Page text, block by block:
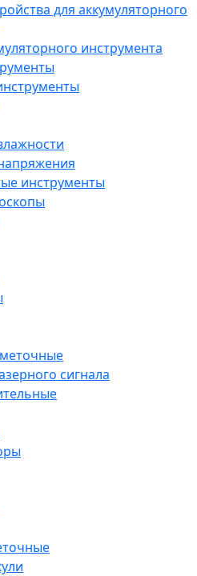
для аккумуляторного
инструмента
инструменты
сигнала